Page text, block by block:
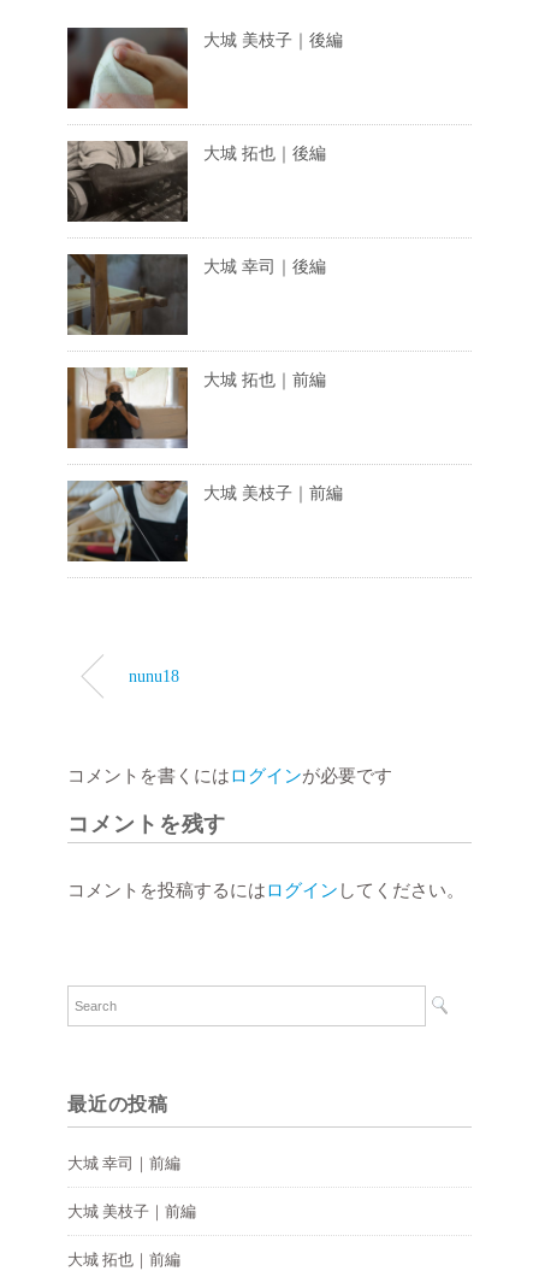
大城 美枝子｜後編
大城 拓也｜後編
大城 幸司｜後編
大城 拓也｜前編
大城 美枝子｜前編
nunu18
コメントを書くにはログインが必要です
コメントを残す
コメントを投稿するにはログイン してください。
最近の投稿
大城 幸司｜前編
大城 美枝子｜前編
大城 拓也｜前編